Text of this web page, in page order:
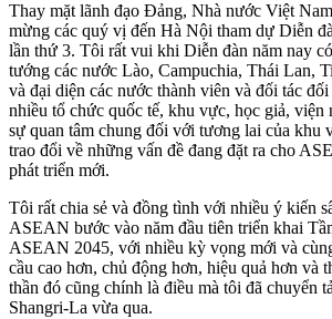
Thay mặt lãnh đạo Đảng, Nhà nước Việt
mừng các quý vị đến Hà Nội tham dự Diễn
lần thứ 3. Tôi rất vui khi Diễn đàn năm nay
tướng các nước Lào, Campuchia, Thái Lan,
và đại diện các nước thành viên và đối tác
nhiều tổ chức quốc tế, khu vực, học giả, viện
sự quan tâm chung đối với tương lai của khu
trao đổi về những vấn đề đang đặt ra cho
phát triển mới.
Tôi rất chia sẻ và đồng tình với nhiều ý kiến
ASEAN bước vào năm đầu tiên triển khai
ASEAN 2045, với nhiều kỳ vọng mới và
cầu cao hơn, chủ động hơn, hiệu quả hơn và
thần đó cũng chính là điều mà tôi đã chuyển
Shangri-La vừa qua.